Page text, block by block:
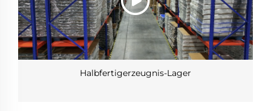
Halbfertigerzeugnis-Lager